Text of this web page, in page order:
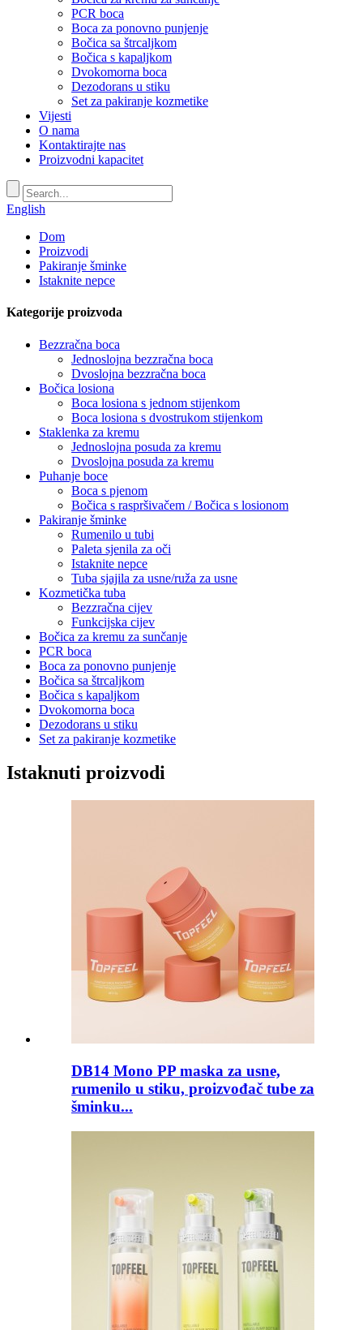
PCR boca
Boca za ponovno punjenje
Bočica sa štrcaljkom
Bočica s kapaljkom
Dvokomorna boca
Dezodorans u stiku
Set za pakiranje kozmetike
Vijesti
O nama
Kontaktirajte nas
Proizvodni kapacitet
English
Dom
Proizvodi
Pakiranje šminke
Istaknite nepce
Kategorije proizvoda
Bezzračna boca
Jednoslojna bezzračna boca
Dvoslojna bezzračna boca
Bočica losiona
Boca losiona s jednom stijenkom
Boca losiona s dvostrukom stijenkom
Staklenka za kremu
Jednoslojna posuda za kremu
Dvoslojna posuda za kremu
Puhanje boce
Boca s pjenom
Bočica s raspršivačem / Bočica s losionom
Pakiranje šminke
Rumenilo u tubi
Paleta sjenila za oči
Istaknite nepce
Tuba sjajila za usne/ruža za usne
Kozmetička tuba
Bezzračna cijev
Funkcijska cijev
Bočica za kremu za sunčanje
PCR boca
Boca za ponovno punjenje
Bočica sa štrcaljkom
Bočica s kapaljkom
Dvokomorna boca
Dezodorans u stiku
Set za pakiranje kozmetike
Istaknuti proizvodi
DB14 Mono PP maska ​​za usne,
rumenilo u stiku, proizvođač tube za
šminku...